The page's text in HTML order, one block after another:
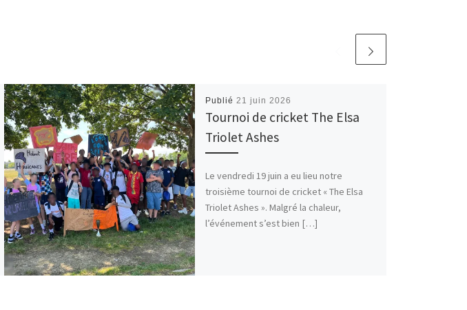
Publié 21 juin 2026
Tournoi de cricket The Elsa
Triolet Ashes
Le vendredi 19 juin a eu lieu notre
troisième tournoi de cricket « The Elsa
Triolet Ashes ». Malgré la chaleur,
l’événement s’est bien […]